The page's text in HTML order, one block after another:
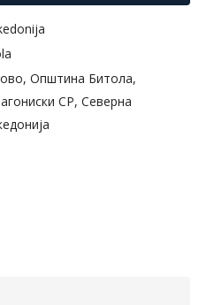
Општина Битола,
СР, Северна